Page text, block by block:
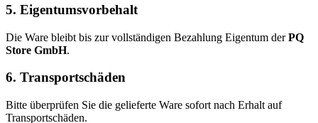
5. Eigentumsvorbehalt
Die Ware bleibt bis zur vollständigen Bezahlung Eigentum derPQ
Store GmbH.
6. Transportschäden
Bitte überprüfen Sie die gelieferte Ware sofort nach Erhalt auf
Transportschäden.